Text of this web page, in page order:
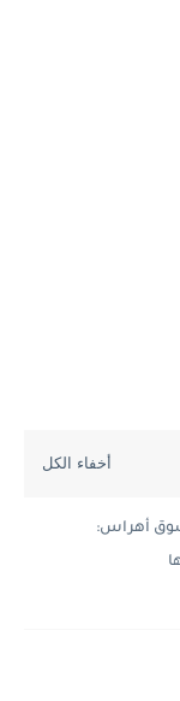
أهراس: